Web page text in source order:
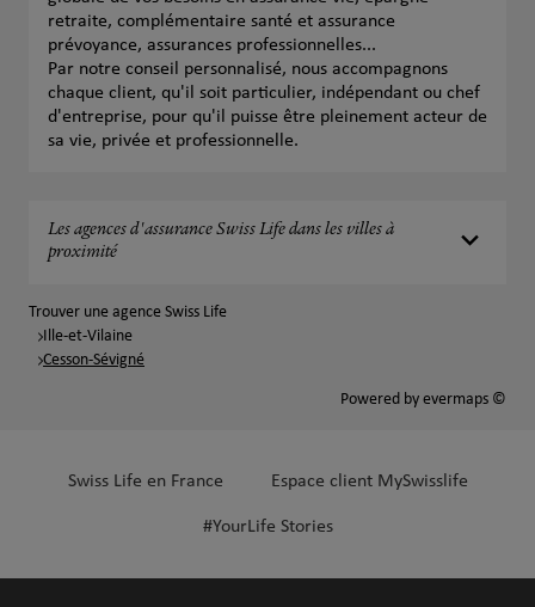
retraite, complémentaire santé et assurance
prévoyance, assurances professionnelles...
Par notre conseil personnalisé, nous accompagnons
chaque client, qu'il soit particulier, indépendant ou chef
d'entreprise, pour qu'il puisse être pleinement acteur de
sa vie, privée et professionnelle.
Les agences d'assurance Swiss Life dans les villes à
proximité
Trouver une agence Swiss Life
Ille-et-Vilaine
Cesson-Sévigné
Powered by evermaps ©
Swiss Life en France Espace client MySwisslife
#YourLife Stories